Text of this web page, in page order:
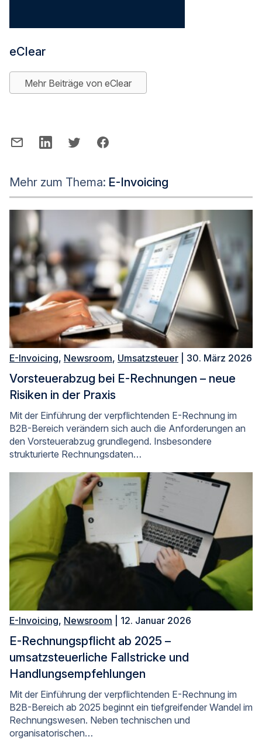
eClear
Mehr Beiträge von eClear
Mehr zum Thema: E-Invoicing
E-Invoicing, Newsroom, Umsatzsteuer | 30. März 2026
Vorsteuerabzug bei E-Rechnungen – neue
Risiken in der Praxis
Mit der Einführung der verpflichtenden E-Rechnung im
B2B-Bereich verändern sich auch die Anforderungen an
den Vorsteuerabzug grundlegend. Insbesondere
strukturierte Rechnungsdaten…
E-Invoicing, Newsroom | 12. Januar 2026
E-Rechnungspflicht ab 2025 –
umsatzsteuerliche Fallstricke und
Handlungsempfehlungen
Mit der Einführung der verpflichtenden E-Rechnung im
B2B-Bereich ab 2025 beginnt ein tiefgreifender Wandel im
Rechnungswesen. Neben technischen und
organisatorischen…